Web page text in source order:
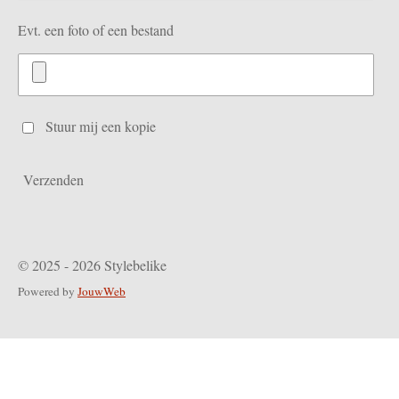
Evt. een foto of een bestand
Stuur mij een kopie
Verzenden
© 2025 - 2026 Stylebelike
Powered by JouwWeb